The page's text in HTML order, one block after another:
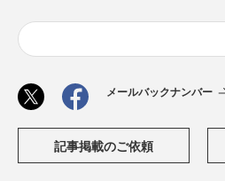
メールバックナンバー
記事掲載のご依頼